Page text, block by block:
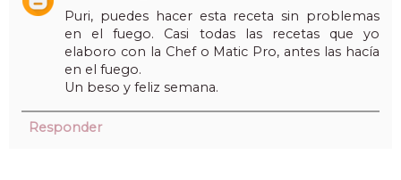
Puri, puedes hacer esta receta sin problemas
en el fuego. Casi todas las recetas que yo
elaboro con la Chef o Matic Pro, antes las hacía
en el fuego.
Un beso y feliz semana.
Responder